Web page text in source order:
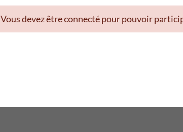
Vous devez être connecté pour pouvoir